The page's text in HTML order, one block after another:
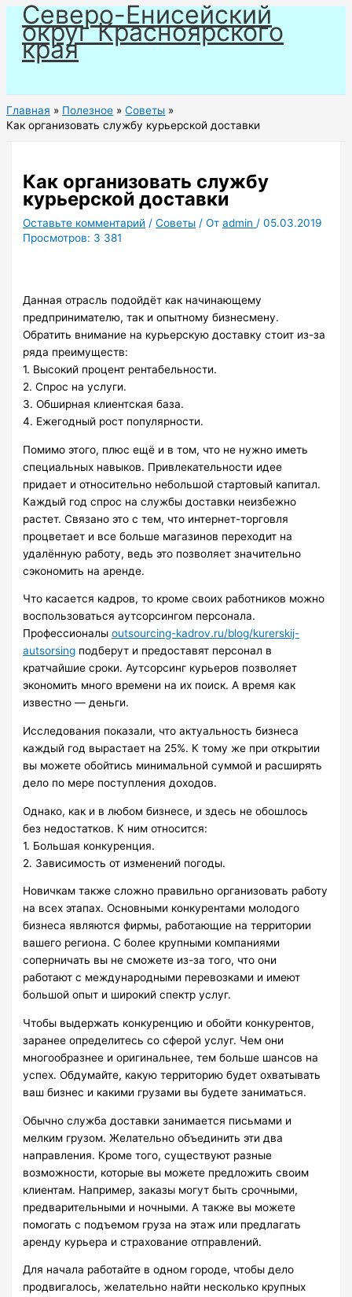
Перейти
содержимому
Северо-Енисейский
округ Красноярского
края
Главная Полезное
Советы
Как организовать службу курьерской доставки
Как организовать службу
курьерской доставки
Оставьте комментарий /Советы / Отadmin /05.03.2019
Просмотров: 3 381
Данная отрасль подойдёт как начинающему
предпринимателю, так и опытному бизнесмену.
Обратить внимание на курьерскую доставку стоит из-за
ряда преимуществ:
1. Высокий процент рентабельности.
2. Спрос на услуги.
3. Обширная клиентская база.
4. Ежегодный рост популярности.
Помимо этого, плюс ещё и в том, что не нужно иметь
специальных навыков. Привлекательности идее
придает и относительно небольшой стартовый капитал.
Каждый год спрос на службы доставки неизбежно
растет. Связано это с тем, что интернет-торговля
процветает и все больше магазинов переходит на
удалённую работу, ведь это позволяет значительно
сэкономить на аренде.
Что касается кадров, то кроме своих работников можно
воспользоваться аутсорсингом персонала.
Профессионалыoutsourcing-kadrov.ru/blog/kurerskij-
autsorsing подберут и предоставят персонал в
кратчайшие сроки. Аутсорсинг курьеров позволяет
экономить много времени на их поиск. А время как
известно — деньги.
Исследования показали, что актуальность бизнеса
каждый год вырастает на 25%. К тому же при открытии
вы можете обойтись минимальной суммой и расширять
дело по мере поступления доходов.
Однако, как и в любом бизнесе, и здесь не обошлось
без недостатков. К ним относится:
1. Большая конкуренция.
2. Зависимость от изменений погоды.
Новичкам также сложно правильно организовать работу
на всех этапах. Основными конкурентами молодого
бизнеса являются фирмы, работающие на территории
вашего региона. С более крупными компаниями
соперничать вы не сможете из-за того, что они
работают с международными перевозками и имеют
большой опыт и широкий спектр услуг.
Чтобы выдержать конкуренцию и обойти конкурентов,
заранее определитесь со сферой услуг. Чем они
многообразнее и оригинальнее, тем больше шансов на
успех. Обдумайте, какую территорию будет охватывать
ваш бизнес и какими грузами вы будете заниматься.
Обычно служба доставки занимается письмами и
мелким грузом. Желательно объединить эти два
направления. Кроме того, существуют разные
возможности, которые вы можете предложить своим
клиентам. Например, заказы могут быть срочными,
предварительными и ночными. А также вы можете
помогать с подъемом груза на этаж или предлагать
аренду курьера и страхование отправлений.
Для начала работайте в одном городе, чтобы дело
продвигалось, желательно найти несколько крупных